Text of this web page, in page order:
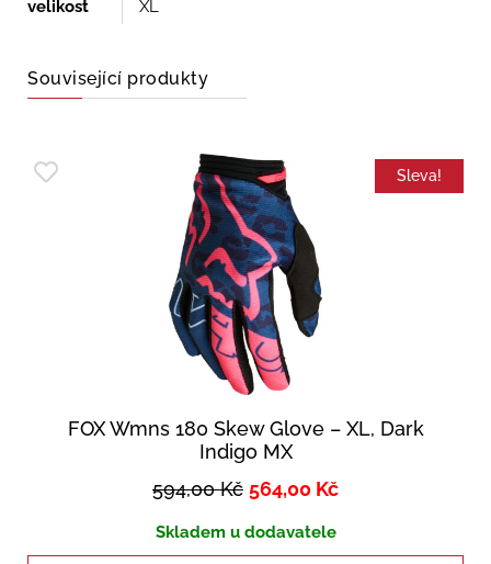
velikost XL
Související produkty
Sleva!
FOX Wmns 180 Skew Glove – XL, Dark
Indigo MX
594,00Kč 564,00 Kč
Skladem u dodavatele